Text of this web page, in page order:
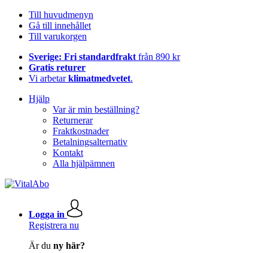
Till huvudmenyn
Gå till innehållet
Till varukorgen
Sverige: Fri standardfrakt från 890 kr
Gratis returer
Vi arbetarklimatmedvetet.
Hjälp
Var är min beställning?
Returnerar
Fraktkostnader
Betalningsalternativ
Kontakt
Alla hjälpämnen
Logga in
Registrera nu
Är du ny här?